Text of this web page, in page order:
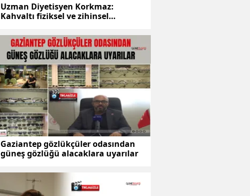
Uzman Diyetisyen Korkmaz:
Kahvaltı fiziksel ve zihinsel
Gaziantep gözlükçüler odasından
güneş gözlüğü alacaklara uyarılar